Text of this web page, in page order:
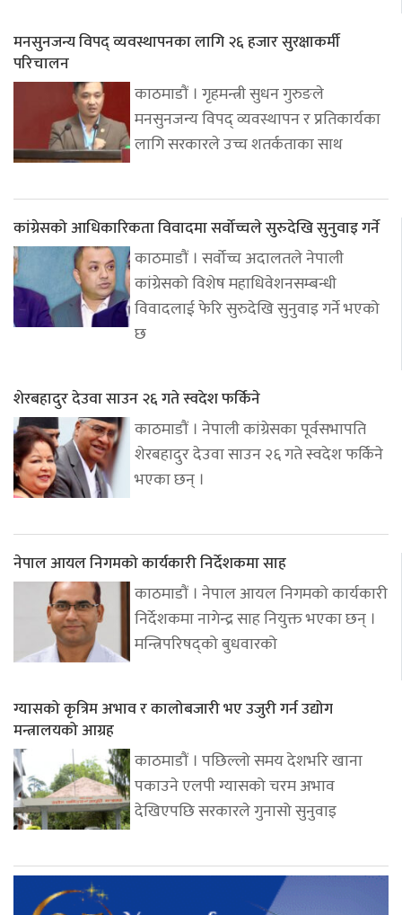
मनसुनजन्य विपद् व्यवस्थापनका लागि २६ हजार सुरक्षाकर्मी
परिचालन
काठमाडौं । गृहमन्त्री सुधन गुरुङले
मनसुनजन्य विपद् व्यवस्थापन र प्रतिकार्यका
लागि सरकारले उच्च शतर्कताका साथ
कांग्रेसको आधिकारिकता विवादमा सर्वोच्चले सुरुदेखि सुनुवाइ गर्ने
काठमाडौं । सर्वोच्च अदालतले नेपाली
कांग्रेसको विशेष महाधिवेशनसम्बन्धी
विवादलाई फेरि सुरुदेखि सुनुवाइ गर्ने भएको
छ
शेरबहादुर देउवा साउन २६ गते स्वदेश फर्किने
काठमाडौं । नेपाली कांग्रेसका पूर्वसभापति
शेरबहादुर देउवा साउन २६ गते स्वदेश फर्किने
भएका छन् ।
नेपाल आयल निगमको कार्यकारी निर्देशकमा साह
काठमाडौं । नेपाल आयल निगमको कार्यकारी
निर्देशकमा नागेन्द्र साह नियुक्त भएका छन् ।
मन्त्रिपरिषद्को बुधवारको
ग्यासको कृत्रिम अभाव र कालोबजारी भए उजुरी गर्न उद्योग
मन्त्रालयको आग्रह
काठमाडौं । पछिल्लो समय देशभरि खाना
पकाउने एलपी ग्यासको चरम अभाव
देखिएपछि सरकारले गुनासो सुनुवाइ